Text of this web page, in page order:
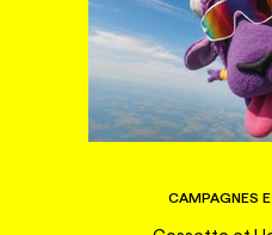
CAMPAGNES